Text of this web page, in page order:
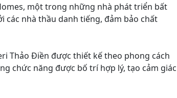
một trong những nhà phát triển bất
các nhà thầu danh tiếng, đảm bảo chất
Thảo Điền được thiết kế theo phong cách
chức năng được bố trí hợp lý, tạo cảm giác